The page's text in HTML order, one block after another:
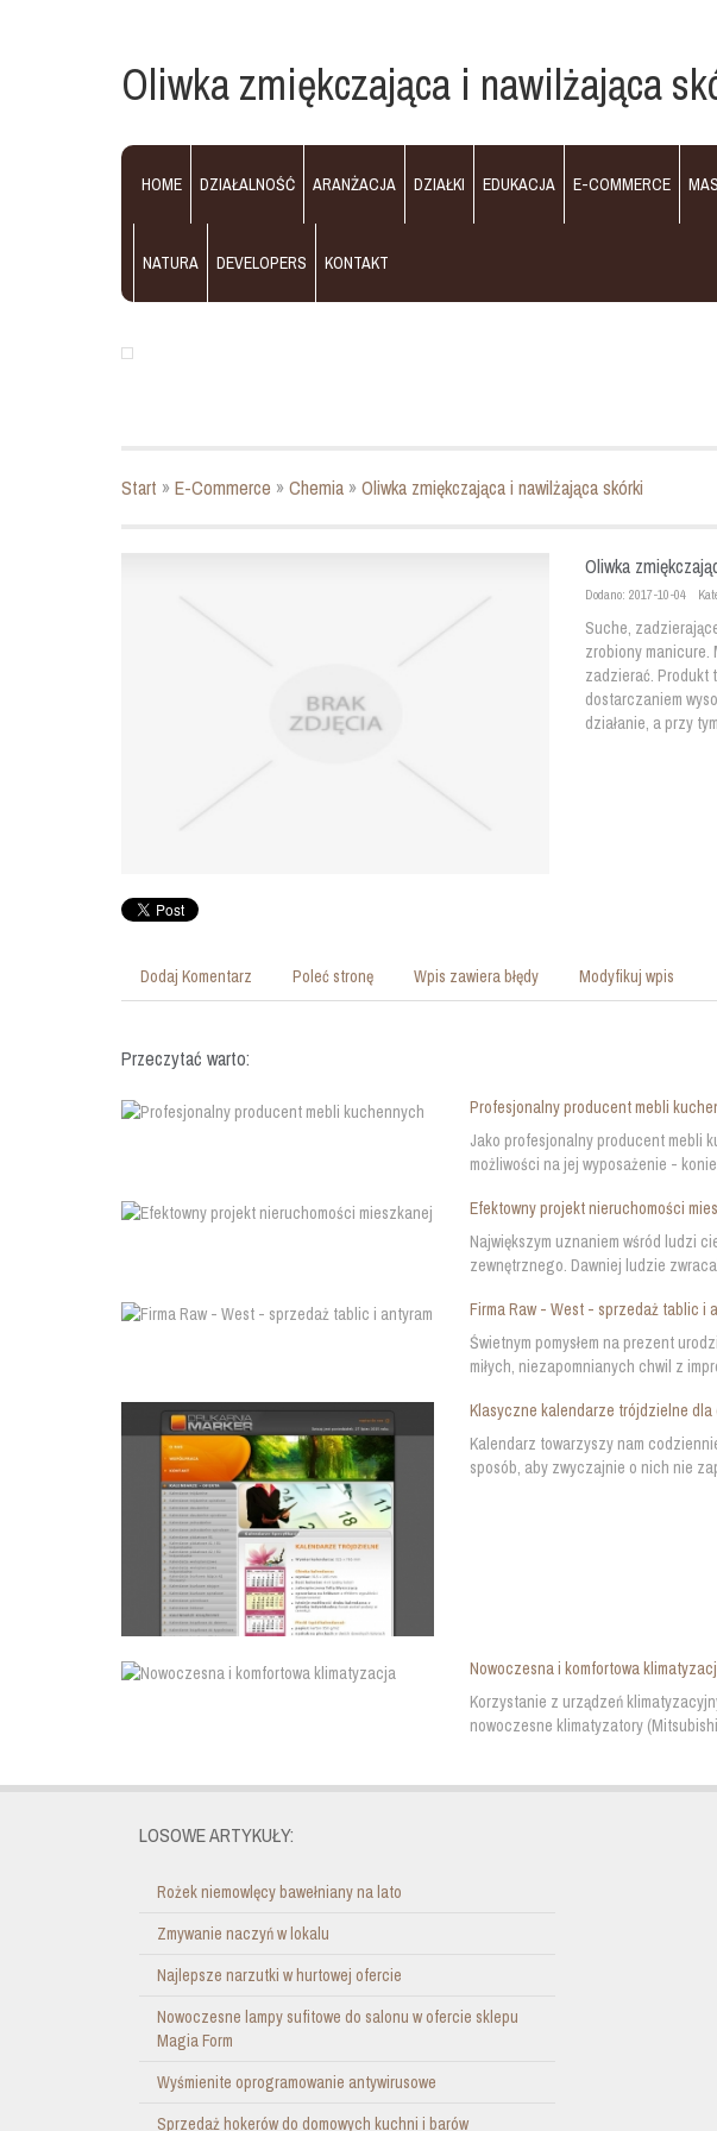
Oliwka zmiękczająca i nawilżająca
HOME DZIAŁALNOŚĆ ARANŻACJA DZIAŁKI EDUKACJA E-COMMERCE
NATURA DEVELOPERS KONTAKT
Start »E-Commerce »Chemia »Oliwka zmiękczająca i nawilżająca skórki
Oliwka
Dodano: 2017-10-04
Suche,
zrobiony manicure.
zadzierać. Produkt
dostarczaniem
działanie, a przy
Dodaj Komentarz Poleć stronę Wpis zawiera błędy Modyfikuj wpis
Przeczytać warto:
Profesjonalny producent mebli
Jako profesjonalny producent mebli
możliwości na jej wyposażenie -
Efektowny projekt nieruchomości
Największym uznaniem wśród ludzi
zewnętrznego. Dawniej ludzie
Firma Raw - West - sprzedaż tablic i
Świetnym pomysłem na prezent
miłych, niezapomnianych chwil z
Klasyczne kalendarze trójdzielne dla
Kalendarz towarzyszy nam
sposób, aby zwyczajnie o nich nie
Nowoczesna i komfortowa
Korzystanie z urządzeń
nowoczesne klimatyzatory
LOSOWE ARTYKUŁY:
Rożek niemowlęcy bawełniany na lato
Zmywanie naczyń w lokalu
Najlepsze narzutki w hurtowej ofercie
Nowoczesne lampy sufitowe do salonu w ofercie sklepu
Magia Form
Wyśmienite oprogramowanie antywirusowe
Sprzedaż hokerów do domowych kuchni i barów